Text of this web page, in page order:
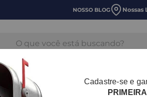
NOSSO BLOG Nossas
HIDRÁULICA TUBOS E CONEXOES
Cadastre-se e